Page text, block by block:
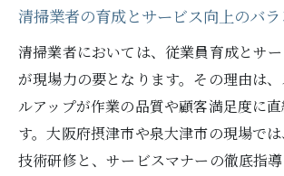
清掃業者の育成とサービス向上のバ
清掃業者においては、従業員育成とサ
が現場力の要となります。その理由は
ルアップが作業の品質や顧客満足度に
す。大阪府摂津市や泉大津市の現場で
技術研修と、サービスマナーの徹底指